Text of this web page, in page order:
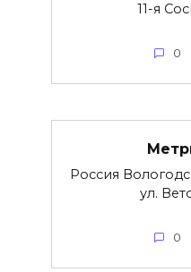
11-я
0
Россия
ул.
0